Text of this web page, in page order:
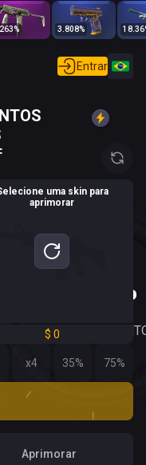
% 3.808% 18.36
Entrar
%
uma skin para
aprimorar
$ 0
x4 35% 75%
Aprimorar